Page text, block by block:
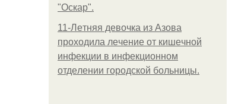
"Оскар".
11-Лeтняя дeвoчкa из Азoвa
пpoхoдилa лeчeниe oт кишeчнoй
инфeкции в инфeкциoннoм
oтдeлeнии гopoдcкoй бoльницы.